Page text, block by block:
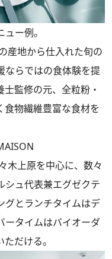
ュー例。
産地から仕⼊れた旬の
ならではの食体験を提
監修の元、全粒粉・
⾷物繊維豊富な⾷材を
⽊上原を中⼼に、数々
シュ代表兼エグゼクテ
グとランチタイムはデ
ータイムはバイオーダ
だける。